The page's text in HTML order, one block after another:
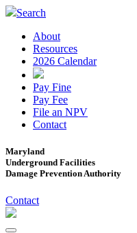
Search
About
Resources
2026 Calendar
Pay Fine
Pay Fee
File an NPV
Contact
Maryland
Underground Facilities
Damage Prevention Authority
Contact